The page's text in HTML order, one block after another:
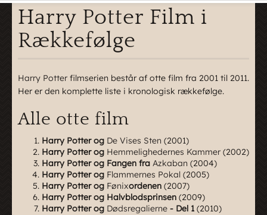
Harry Potter Film i
Rækkefølge
Harry Potter filmserien består af otte film fra 2001 til 2011.
Her er den komplette liste i kronologisk rækkefølge.
Alle otte film
Harry Potter og De Vises Sten (2001)
Harry Potter og Hemmelighedernes Kammer (2002)
Harry Potter og Fangen fra Azkaban (2004)
Harry Potter og Flammernes Pokal (2005)
Harry Potter og Fønixordenen (2007)
Harry Potter og Halvblodsprinsen (2009)
Harry Potter og Dødsregalierne - Del 1 (2010)